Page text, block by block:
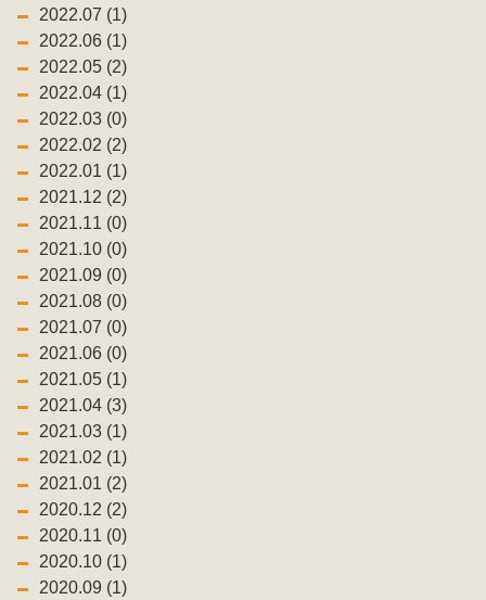
2022.07 (1)
2022.06 (1)
2022.05 (2)
2022.04 (1)
2022.03 (0)
2022.02 (2)
2022.01 (1)
2021.12 (2)
2021.11 (0)
2021.10 (0)
2021.09 (0)
2021.08 (0)
2021.07 (0)
2021.06 (0)
2021.05 (1)
2021.04 (3)
2021.03 (1)
2021.02 (1)
2021.01 (2)
2020.12 (2)
2020.11 (0)
2020.10 (1)
2020.09 (1)